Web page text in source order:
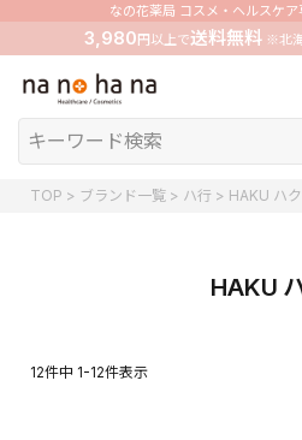
なの花薬局 コスメ・ヘルスケア
3,980 円以上で送料無料※北海
TOP ブランド一覧 ハ行 HAKU ハク
HAKU
12件中 1-12件表示